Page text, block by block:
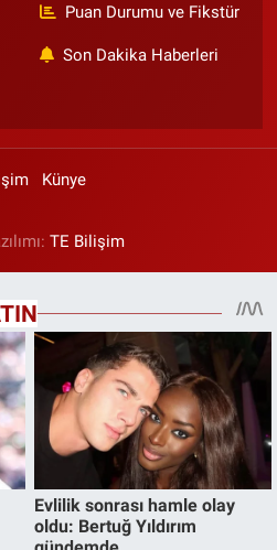
Puan Durumu ve Fikstür
Son Dakika Haberleri
Künye
TE Bilişim